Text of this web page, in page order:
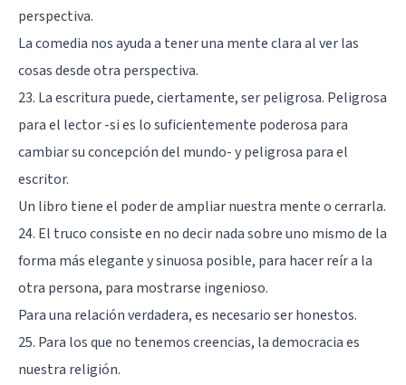
perspectiva.
La comedia nos ayuda a tener una mente clara al ver las
cosas desde otra perspectiva.
23. La escritura puede, ciertamente, ser peligrosa. Peligrosa
para el lector -si es lo suficientemente poderosa para
cambiar su concepción del mundo- y peligrosa para el
escritor.
Un libro tiene el poder de ampliar nuestra mente o cerrarla.
24. El truco consiste en no decir nada sobre uno mismo de la
forma más elegante y sinuosa posible, para hacer reír a la
otra persona, para mostrarse ingenioso.
Para una relación verdadera, es necesario ser honestos.
25. Para los que no tenemos creencias, la democracia es
nuestra religión.